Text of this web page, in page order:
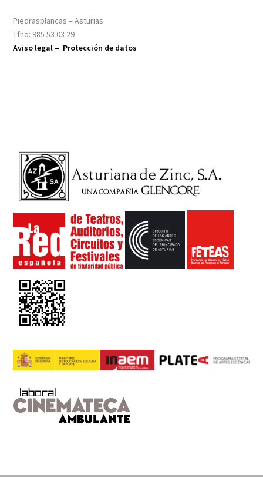
Piedrasblancas – Asturias
Tfno: 985 53 03 29
Aviso legal – Protección de datos